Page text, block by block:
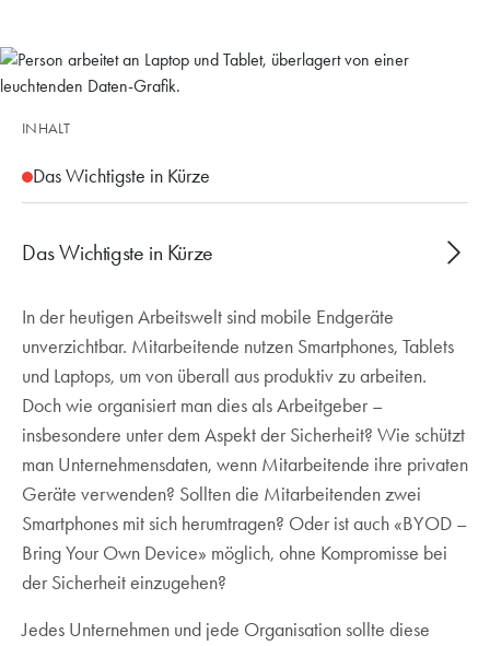
INHALT
Das Wichtigste in Kürze
Das Wichtigste in Kürze
MAM schützt Unternehmensdaten auf App-
Ebene (Outlook, Teams, OneDrive) ohne Zugriff
aufs ganze Gerät
Ideal für BYOD: selektive Datenkontrolle,
Verschlüsselung, gezielte Löschung nur der
Firmen-Daten
Microsoft Intune verwaltet Windows, iOS und
Android zentral und setzt Richtlinien wie PIN-
Schutz oder Copy-Paste-Sperre einheitlich um
In der heutigen Arbeitswelt sind mobile Endgeräte
unverzichtbar. Mitarbeitende nutzen Smartphones, Tablets
und Laptops, um von überall aus produktiv zu arbeiten.
Doch wie organisiert man dies als Arbeitgeber –
insbesondere unter dem Aspekt der Sicherheit? Wie schützt
man Unternehmensdaten, wenn Mitarbeitende ihre privaten
Geräte verwenden? Sollten die Mitarbeitenden zwei
Smartphones mit sich herumtragen? Oder ist auch «BYOD –
Bring Your Own Device» möglich, ohne Kompromisse bei
der Sicherheit einzugehen?
Jedes Unternehmen und jede Organisation sollte diese